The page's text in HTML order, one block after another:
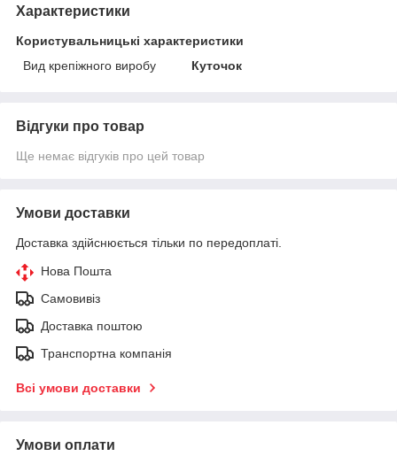
Характеристики
Користувальницькі характеристики
Вид крепіжного виробу
Куточок
Відгуки про товар
Ще немає відгуків про цей товар
Умови доставки
Доставка здійснюється тільки по передоплаті.
Нова Пошта
Самовивіз
Доставка поштою
Транспортна компанія
Всі умови доставки
Умови оплати